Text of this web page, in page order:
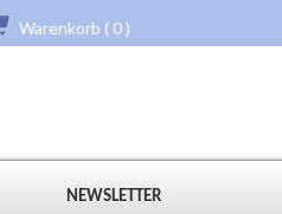
Warenkorb ( 0 )
NEWSLETTER